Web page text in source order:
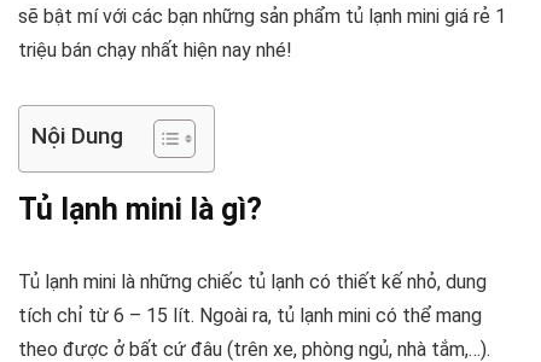
sẽ bật mí với các bạn những sản phẩm tủ lạnh mini giá rẻ 1
triệu bán chạy nhất hiện nay nhé!
Nội Dung
Tủ lạnh mini là gì?
Tủ lạnh mini là những chiếc tủ lạnh có thiết kế nhỏ, dung
tích chỉ từ 6 – 15 lít. Ngoài ra, tủ lạnh mini có thể mang
theo được ở bất cứ đâu (trên xe, phòng ngủ, nhà tắm,…).